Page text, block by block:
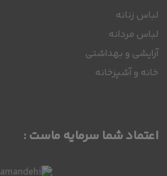
لباس زنانه
لباس مردانه
آرایشی و بهداشتی
خانه و آشپزخانه
اعتماد شما سرمایه ماست :